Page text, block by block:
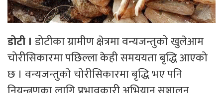
डोटी । डोटीका ग्रामीण क्षेत्रमा वन्यजन्तुको खुलेआम
चोरीसिकारमा पछिल्ला केही समययता बृद्धि आएको
छ । वन्यजन्तुको चोरीसिकारमा बृद्धि भए पनि